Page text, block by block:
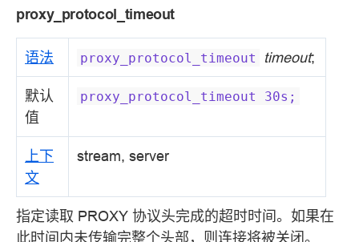
proxy_protocol_timeout
语法 proxy_protocol_timeout timeout;
默认
值
proxy_protocol_timeout 30s;
上下
文
stream, server
指定读取 PROXY 协议头完成的超时时间。如果在
此时间内未传输完整个头部，则连接将被关闭。